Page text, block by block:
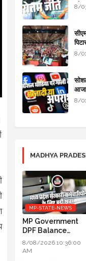
और
8/
8/
8/
MADHYA
MP-STATE-NEWS
MP Government
DPF Balance
Update New
Guidelines 2026:
8/08/2026 10:36:00
AM